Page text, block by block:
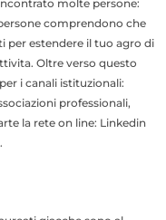
molte persone:
comprendono che
per estendere il tuo agro di
Oltre verso questo
i canali istituzionali:
professionali,
la rete on line: Linkedin